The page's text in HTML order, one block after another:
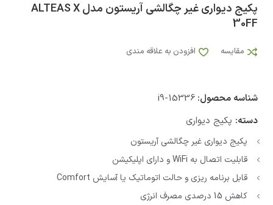
پکیج دیواری غیر چگالشی آریستون مدل ALTEAS X
30FF
مقایسه افزودن به علاقه مندی
شناسه محصول: i9-15336
دسته: پکیج دیواری
پکیج دیواری غیر چگالشی آریستون
قابلیت اتصال به WiFi و دارای اپلیکیشن
قابل برنامه ریزی و حالت اتوماتیک یا آسایش Comfort
کاهش 15 درصدی مصرف انرژی